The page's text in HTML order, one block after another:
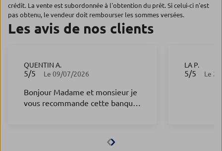
crédit. La vente est subordonnée à l'obtention du prêt. Si celui-ci n'est
pas obtenu, le vendeur doit rembourser les sommes versées.
Les avis de nos clients
5/5 Note de 5 sur 5
Le 09/07/2026
Bonjour Madame et monsieur je
vous recommande cette banque
QUENTIN A.
5/5 Note de 5
Le
LA P.